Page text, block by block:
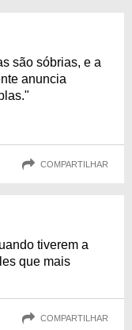
são sóbrias, e a
anuncia
COMPARTILHAR
tiverem a
que mais
COMPARTILHAR